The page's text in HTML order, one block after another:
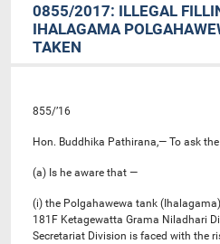
0855/2017: ILLEGAL
IHALAGAMA
TAKEN
855/’16
Hon. Buddhika Pathirana,— To ask
(a) Is he aware that —
(i) the Polgahawewa tank
181F Ketagewatta Grama Niladhari
Secretariat Division is faced with the